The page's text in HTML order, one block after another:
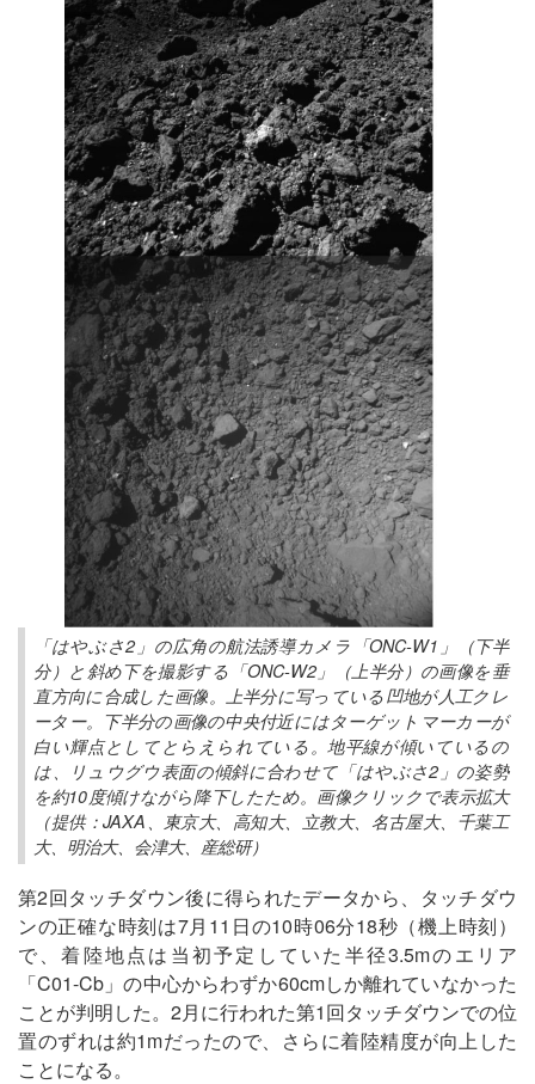
「はやぶさ2」の広角の航法誘導カメラ「ONC-W1」（下半
分）と斜め下を撮影する「ONC-W2」（上半分）の画像を垂
直方向に合成した画像。上半分に写っている凹地が人工クレ
ーター。下半分の画像の中央付近にはターゲットマーカーが
白い輝点としてとらえられている。地平線が傾いているの
は、リュウグウ表面の傾斜に合わせて「はやぶさ2」の姿勢
を約10度傾けながら降下したため。画像クリックで表示拡大
（提供：JAXA、東京大、高知大、立教大、名古屋大、千葉工
大、明治大、会津大、産総研）
第2回タッチダウン後に得られたデータから、タッチダウ
ンの正確な時刻は7月11日の10時06分18秒（機上時刻）
で、着陸地点は当初予定していた半径3.5mのエリア
「C01-Cb」の中心からわずか60cmしか離れていなかった
ことが判明した。2月に行われた第1回タッチダウンでの位
置のずれは約1mだったので、さらに着陸精度が向上した
ことになる。